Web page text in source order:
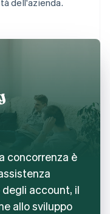
concorrenza è
account, il
allo sviluppo